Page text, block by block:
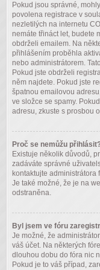
Pokud jsou správné,
povolena registrace v
nezletilých na internetu
nemáte třináct let, budete
obdrželi emailem. Na
přihlášením proběhla
nebo administrátorem.
Pokud jste obdrželi
něm najdete. Pokud jste
špatnou emailovou
ve složce se spamy.
adresu, zkuste s prosbou
Proč se nemůžu
Existuje několik důvodů,
zadáváte správné
kontaktujte
Je také možné, že je na
odstraněna.
Byl jsem ve fóru
Je možné, že
váš účet. Na některých
dlouhou dobu do fóra nic
Pokud je to váš případ,